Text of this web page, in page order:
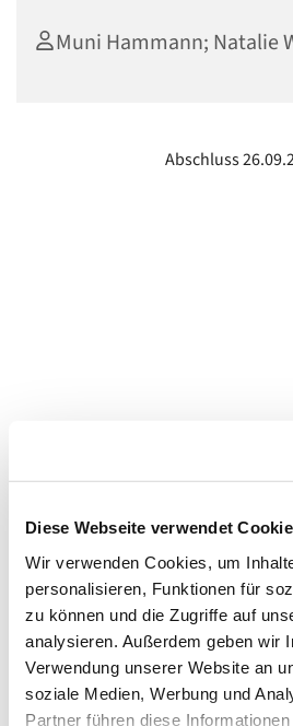
Diese Webseite verwendet
Wir verwenden Cookies, um
personalisieren, Funktionen für
zu können und die Zugriffe auf
analysieren. Außerdem geben wir
Verwendung unserer Website an
soziale Medien, Werbung und
Partner führen diese
Muni Hammann; Natalie
Abschluss
Dies könnte Sie